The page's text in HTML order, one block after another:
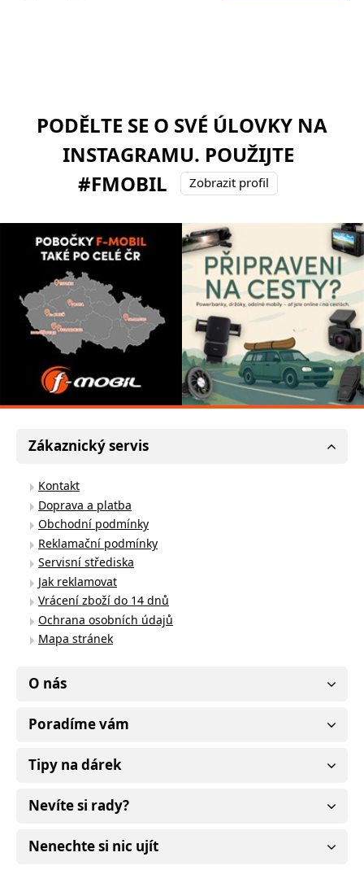
PODĚLTE SE O SVÉ ÚLOVKY NA
INSTAGRAMU. POUŽIJTE
#FMOBIL
Zobrazit profil
Zákaznický servis
Kontakt
Doprava a platba
Obchodní podmínky
Reklamační podmínky
Servisní střediska
Jak reklamovat
Vrácení zboží do 14 dnů
Ochrana osobních údajů
Mapa stránek
O nás
Poradíme vám
Tipy na dárek
Nevíte si rady?
Nenechte si nic ujít